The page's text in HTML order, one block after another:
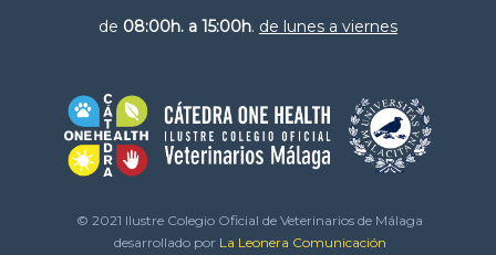
de 08:00h. a 15:00h. de lunes a viernes
© 2021 Ilustre Colegio Oficial de Veterinarios de Málaga
desarrollado por La Leonera Comunicación